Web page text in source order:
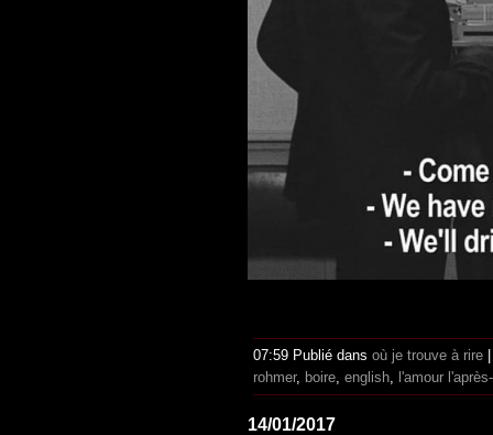
07:59 Publié dans où je trouve à rire
rohmer, boire english l'amour
14/01/2017